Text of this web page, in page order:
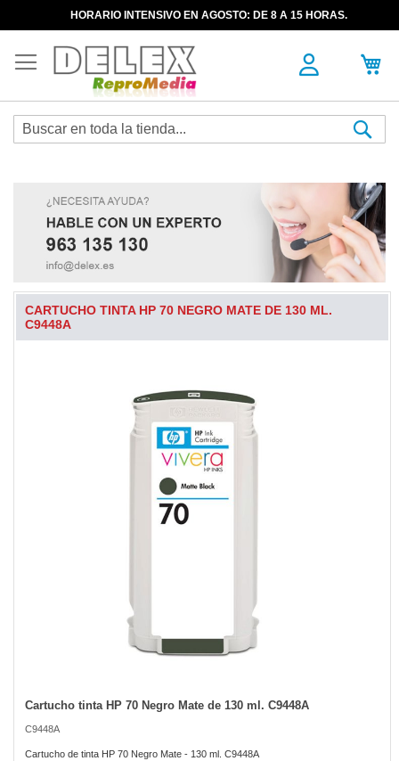
HORARIO INTENSIVO EN AGOSTO: DE 8 A 15 HORAS.
CARTUCHO TINTA HP 70 NEGRO MATE DE 130 ML.
C9448A
Cartucho tinta HP 70 Negro Mate de 130 ml. C9448A
C9448A
Cartucho de tinta HP 70 Negro Mate - 130 ml. C9448A
Skip
the
beginning